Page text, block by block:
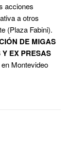
acciones
a otros
(Plaza Fabini).
DE MIGAS
EX PRESAS
Montevideo